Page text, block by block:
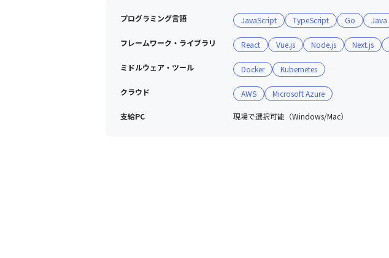
プログラミング言語 JavaScript TypeScript Go Java
フレームワーク・ライブラリ React Vue.js Node.js Next.js
ミドルウェア・ツール Docker Kubernetes
クラウド AWS Microsoft Azure
支給PC 現場で選択可能（Windows/Mac）